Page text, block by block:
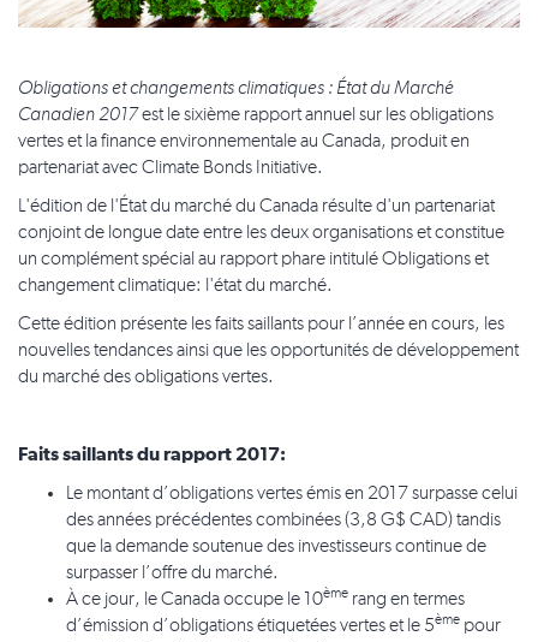
Obligations et changements climatiques : État du Marché
Canadien 2017est le sixième rapport annuel sur les obligations
vertes et la finance environnementale au Canada, produit en
partenariat avec Climate Bonds Initiative.
L'édition de l'État du marché du Canada résulte d'un partenariat
conjoint de longue date entre les deux organisations et constitue
un complément spécial au rapport phare intitulé Obligations et
changement climatique: l'état du marché.
Cette édition présente les faits saillants pour l’année en cours, les
nouvelles tendances ainsi que les opportunités de développement
du marché des obligations vertes.
Faits saillants du rapport 2017:
Le montant d’obligations vertes émis en 2017 surpasse celui
des années précédentes combinées (3,8 G$ CAD) tandis
que la demande soutenue des investisseurs continue de
surpasser l’offre du marché.
À ce jour, le Canada occupe le 10ème rang en termes
d’émission d’obligations étiquetées vertes et le 5ème pour